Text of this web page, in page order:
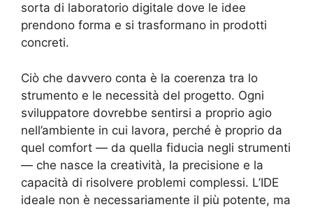
sorta di laboratorio digitale dove le idee
prendono forma e si trasformano in prodotti
concreti.
Ciò che davvero conta è la coerenza tra lo
strumento e le necessità del progetto. Ogni
sviluppatore dovrebbe sentirsi a proprio agio
nell’ambiente in cui lavora, perché è proprio da
quel comfort — da quella fiducia negli strumenti
— che nasce la creatività, la precisione e la
capacità di risolvere problemi complessi. L’IDE
ideale non è necessariamente il più potente, ma